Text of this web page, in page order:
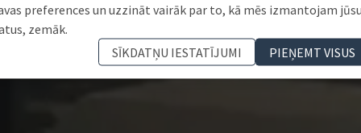
preferences un uzzināt vairāk par to, kā mēs izmantojam
zemāk.
SĪKDATŅU IESTATĪJUMI
PIEŅEMT VISUS